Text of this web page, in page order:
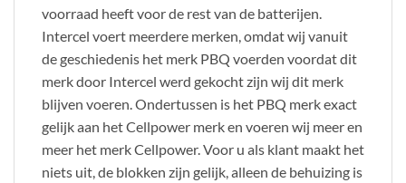
voorraad heeft voor de rest van de batterijen.
Intercel voert meerdere merken, omdat wij vanuit
de geschiedenis het merk PBQ voerden voordat dit
merk door Intercel werd gekocht zijn wij dit merk
blijven voeren. Ondertussen is het PBQ merk exact
gelijk aan het Cellpower merk en voeren wij meer en
meer het merk Cellpower. Voor u als klant maakt het
niets uit, de blokken zijn gelijk, alleen de behuizing is